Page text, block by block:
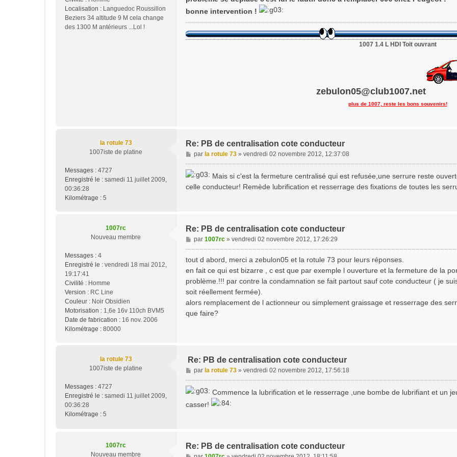
Localisation : Languedoc Roussillon
Beziers 34 altitude 9 M cela change
des 1300 M antérieurs ...Lol !
e
bonne intervention !
1007 1.4 L HDI Toit ouvrant
zebulon05@club1007.net
plus de 1007, reste les bons souvenirs!
la rotule 73
1007iste de platine
Messages : 4727
Enregistré le : samedi 11 juillet 2009,
00:36:28
Kilométrage : 5
Re: PB de centralisation cote conducteur
M
e
s
a
par la rotule 73» vendredi 02 novembre 2012, 12:37:08
Mais si c'est la fermeture centralisé qui est refusée,une serrure reste
celle conducteur! Remède lubrification et resserrage des fixations de toutes les
1007rc
Nouveau membre
Messages : 4
Enregistré le : vendredi 18 mai 2012,
19:17:41
Civilité : Homme
Version : RC Line
Couleur : Noir Obsidien
Motorisation : 1,6e 16v 110ch BVM5
Date de fabrication : 16 nov. 2006
Kilométrage : 80000
Re: PB de centralisation cote conducteur
M
e
s
g
e
par 1007rc» vendredi 02 novembre 2012, 17:26:29
tout d abord, merci a zebulon05 et la rotule 73 pour leurs réponses.
en fait ce qui est bizarre , c est que par exemple l ouverture et la fermeture de la
problème.!!! par contre la condamnation se fait partout sauf cote conducteur ( je
soit réellement fermée).
alors remplacement de l actionneur ou simplement graissage et resserrage des
que faire?
la rotule 73
1007iste de platine
Messages : 4727
Enregistré le : samedi 11 juillet 2009,
00:36:28
Kilométrage : 5
Re: PB de centralisation cote conducteur
M
e
s
a
par la rotule 73» vendredi 02 novembre 2012, 17:56:18
Commence la lubrification et le resserrage ,une bombe de lubrifiant et un
casser!
1007rc
Nouveau membre
Re: PB de centralisation cote conducteur